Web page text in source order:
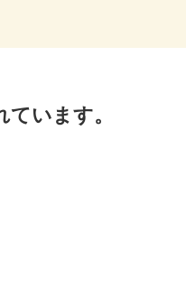
います。